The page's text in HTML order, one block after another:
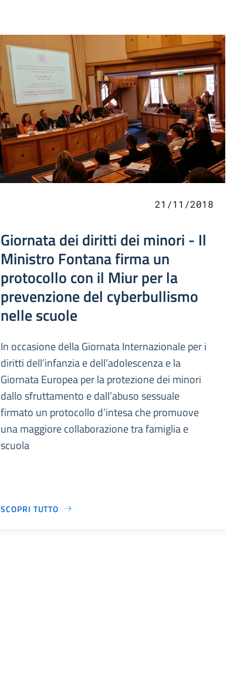
21/11/2018
Giornata dei diritti dei minori - Il
Ministro Fontana firma un
protocollo con il Miur per la
prevenzione del cyberbullismo
nelle scuole
In occasione della Giornata Internazionale per i
diritti dell’infanzia e dell’adolescenza e la
Giornata Europea per la protezione dei minori
dallo sfruttamento e dall’abuso sessuale
firmato un protocollo d’intesa che promuove
una maggiore collaborazione tra famiglia e
scuola
SCOPRI TUTTO